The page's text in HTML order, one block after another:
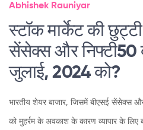
Abhishek Rauniyar
स्टॉक मार्केट की
सेंसेक्स और निफ्टी50
जुलाई, 2024 को?
भारतीय शेयर बाजार, जिसमें बीएसई सेंसेक्स
को मुहर्रम के अवकाश के कारण व्यापार के